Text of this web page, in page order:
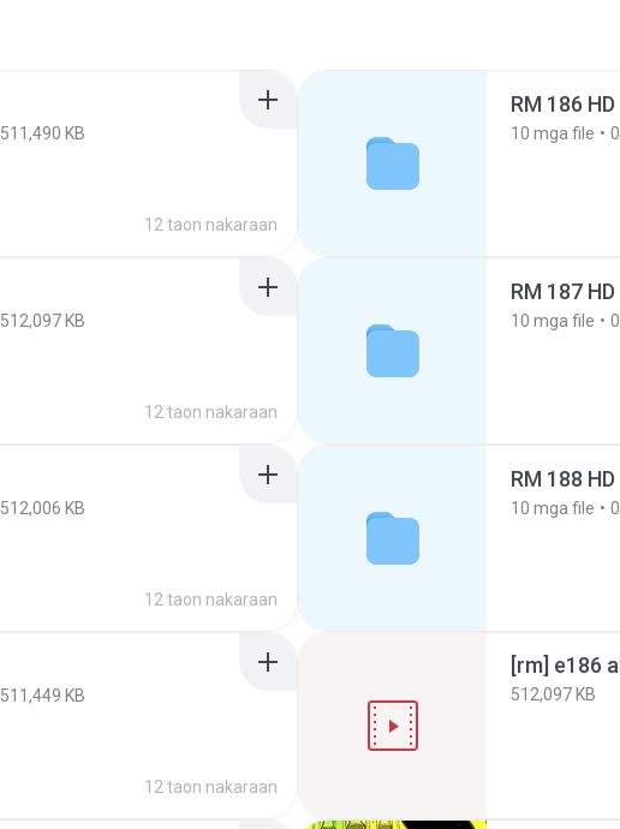
511,490 KB
12 taon nakaraan
RM 186 HD
10 mga file 0
512,097 KB
12 taon nakaraan
RM 187 HD
10 mga file 0
512,006 KB
12 taon nakaraan
RM 188 HD
10 mga file 0
511,449 KB
12 taon nakaraan
512,097 KB